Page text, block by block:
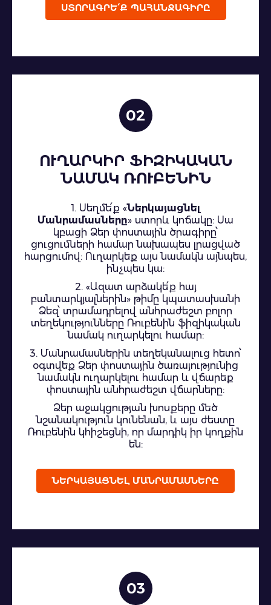
ՍՏՈՐԱԳՐԵ՛Ք ՊԱՀԱՆՋԱԳԻՐԸ
02
ՈՒՂԱՐԿԻՐ ՖԻԶԻԿԱԿԱՆ
ՆԱՄԱԿ ՌՈՒԲԵՆԻՆ
1. Սեղմե՛ք «Ներկայացնել
Մանրամասները» ստորև կոճակը: Սա
կբացի Ձեր փոստային ծրագիրը՝
ցուցումների համար նախապես լրացված
հարցումով: Ուղարկեք այս նամակն այնպես,
ինչպես կա:
2. «Ազատ արձակե՛ք հայ
բանտարկյալներին» թիմը կպատասխանի
Ձեզ՝ տրամադրելով անհրաժեշտ բոլոր
տեղեկությունները Ռուբենին ֆիզիկական
նամակ ուղարկելու համար:
3. Մանրամասներին տեղեկանալուց հետո՝
օգտվեք Ձեր փոստային ծառայությունից
նամակն ուղարկելու համար և վճարեք
փոստային անհրաժեշտ վճարները:
Ձեր աջակցության խոսքերը մեծ
նշանակություն կունենան, և այս ժեստը
Ռուբենին կհիշեցնի, որ մարդիկ իր կողքին
են:
ՆԵՐԿԱՅԱՑՆԵԼ ՄԱՆՐԱՄԱՍՆԵՐԸ
03